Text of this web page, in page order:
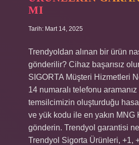
MI
Tarih: Mart 14, 2025
Trendyoldan alınan bir ürün
gönderilir? Cihaz başarısız
SIGORTA Müşteri Hizmetleri
14 numaralı telefonu
temsilcimizin oluşturduğu
ve yük kodu ile en yakın MNG
gönderin. Trendyol garantisi
Trendyol Sigorta Ürünleri, +1,